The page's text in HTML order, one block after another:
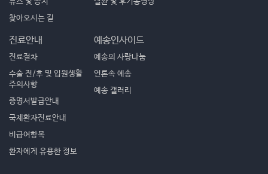
찾아오시는 길
진료안내
진료절차
수술 전/후 및 입원생활
주의사항
증명서발급안내
국제환자진료안내
비급여항목
환자에게 유용한 정보
예송인사이드
예송의 사랑나눔
언론속 예송
예송 갤러리